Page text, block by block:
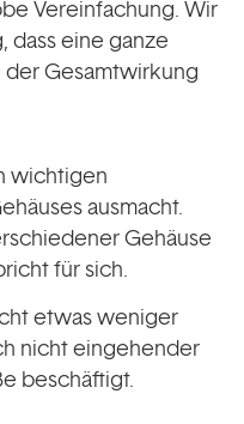
Vereinfachung. Wir
dass eine ganze
Gesamtwirkung
wichtigen
ausmacht.
Gehäuse
für sich.
etwas weniger
nicht eingehender
beschäftigt.